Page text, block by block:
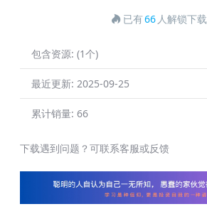
已有66 人解锁下载
包含资源: (1个)
最近更新: 2025-09-25
累计销量: 66
下载遇到问题？可联系客服或反馈